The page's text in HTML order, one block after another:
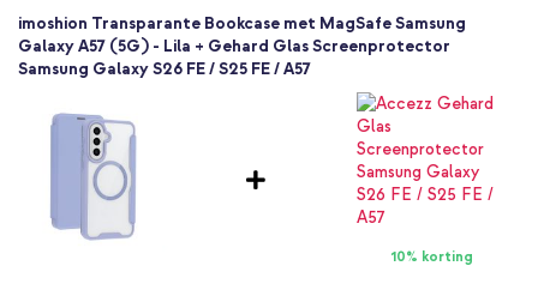
imoshion
SH00095634
Paars
Geen
imoshion Transparante Bookcase met MagSafe Samsung
Galaxy A57 (5G) - Lila + Gehard Glas Screenprotector
Samsung Galaxy S26 FE / S25 FE / A57
10% korting